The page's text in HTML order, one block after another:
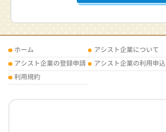
ホーム アシスト企業について
アシスト企業の登録申請
アシスト企業の利用申込
利用規約